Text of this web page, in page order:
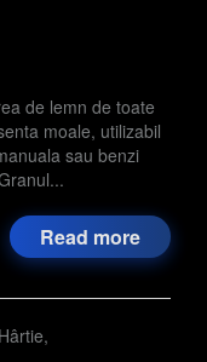
de lemn de toate
moale, utilizabil
sau benzi
Read more
Hârtie,